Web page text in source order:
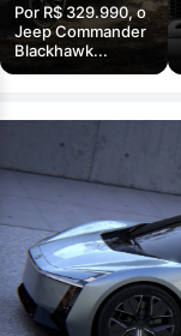
Por R$ 329.990, o
Jeep Commander
Blackhawk...